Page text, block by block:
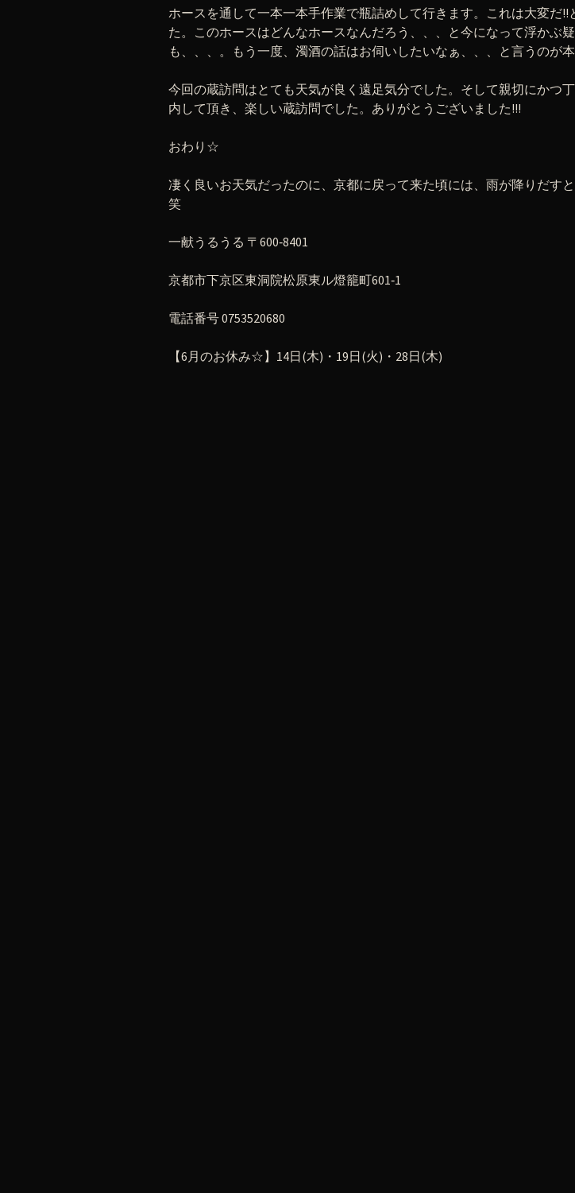
ホースを通して一本一本手作業で瓶詰めして行きます。これは大変だ!!
た。このホースはどんなホースなんだろう、、、と今になって浮かぶ
も、、、。もう一度、濁酒の話はお伺いしたいなぁ、、、と言うのが本
今回の蔵訪問はとても天気が良く遠足気分でした。そして親切にかつ
内して頂き、楽しい蔵訪問でした。ありがとうございました!!!
おわり☆
凄く良いお天気だったのに、京都に戻って来た頃には、雨が降りだすと
笑
一献うるうる 〒600‐8401
京都市下京区東洞院松原東ル燈籠町601‐1
電話番号 0753520680
【6月のお休み☆】14日(木)・19日(火)・28日(木)